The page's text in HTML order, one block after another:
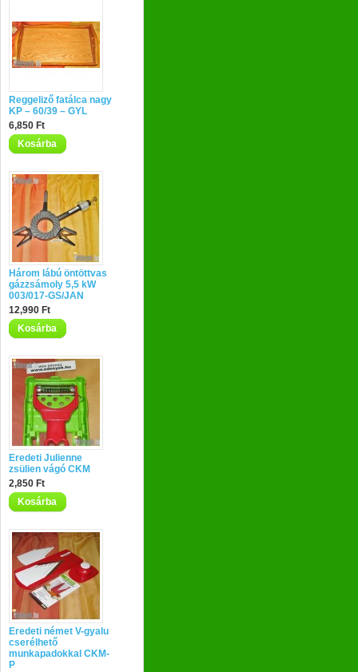
Reggeliző fatálca nagy
KP – 60/39 – GYL
6,850 Ft
Kosárba
Három lábú öntöttvas
gázzsámoly 5,5 kW
003/017-GS/JAN
12,990 Ft
Kosárba
Eredeti Julienne
zsülien vágó CKM
2,850 Ft
Kosárba
Eredeti német V-gyalu
cserélhető
munkapadokkal CKM-
P